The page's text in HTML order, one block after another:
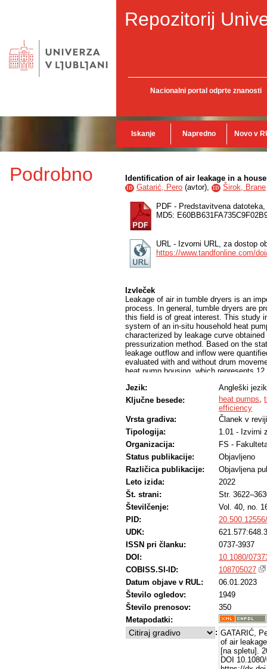
Repozitorij
Nacionalni portal odprte znanosti
Iskanje Napredno Novo v
Podrobno Identification of air leakage in a
ID Gatarić, Pero (avtor), ID Širok, Brane
PDF - Predstavitvena datoteka,
MD5:
URL - Izvorni URL, za dostop
https://www.tandfonline.com/
Izvleček
Leakage of air in tumble dryers is an
process. In general, tumble dryers are
this field is of great interest. This study
system of an in-situ household heat
characterized by leakage curve
pressurization method. Based on the
leakage outflow and inflow were
evaluated with and without drum
heat pump housing, which represents
the IEC 61121.
Jezik:
Angleški jezik
Ključne besede:
heat pumps,
efficiency
Vrsta gradiva:
Članek v reviji
Tipologija:
1.01 - Izvirni
Organizacija:
FS -
Status publikacije:
Objavljeno
Različica publikacije:
Objavljena
Leto izida:
2022
Št. strani:
Str.
Številčenje:
Vol. 40, no.
PID:
UDK:
ISSN pri članku:
0737-3937
DOI:
10.1080/
COBISS.SI-ID:
108705027
Datum objave v RUL:
06.01.2023
Število ogledov:
1949
Število prenosov:
350
Metapodatki:
: GATARIĆ,
of air
[na spletu].
DOI